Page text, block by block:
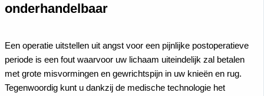
onderhandelbaar
Een operatie uitstellen uit angst voor een pijnlijke postoperatieve
periode is een fout waarvoor uw lichaam uiteindelijk zal betalen
met grote misvormingen en gewrichtspijn in uw knieën en rug.
Tegenwoordig kunt u dankzij de medische technologie het